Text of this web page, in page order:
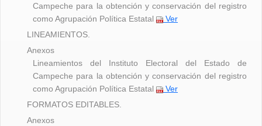
Campeche para la obtención y conservación del registro
como Agrupación Política Estatal
Ver
LINEAMIENTOS.
Anexos
Lineamientos del Instituto Electoral del Estado de
Campeche para la obtención y conservación del registro
como Agrupación Política Estatal
Ver
FORMATOS EDITABLES.
Anexos